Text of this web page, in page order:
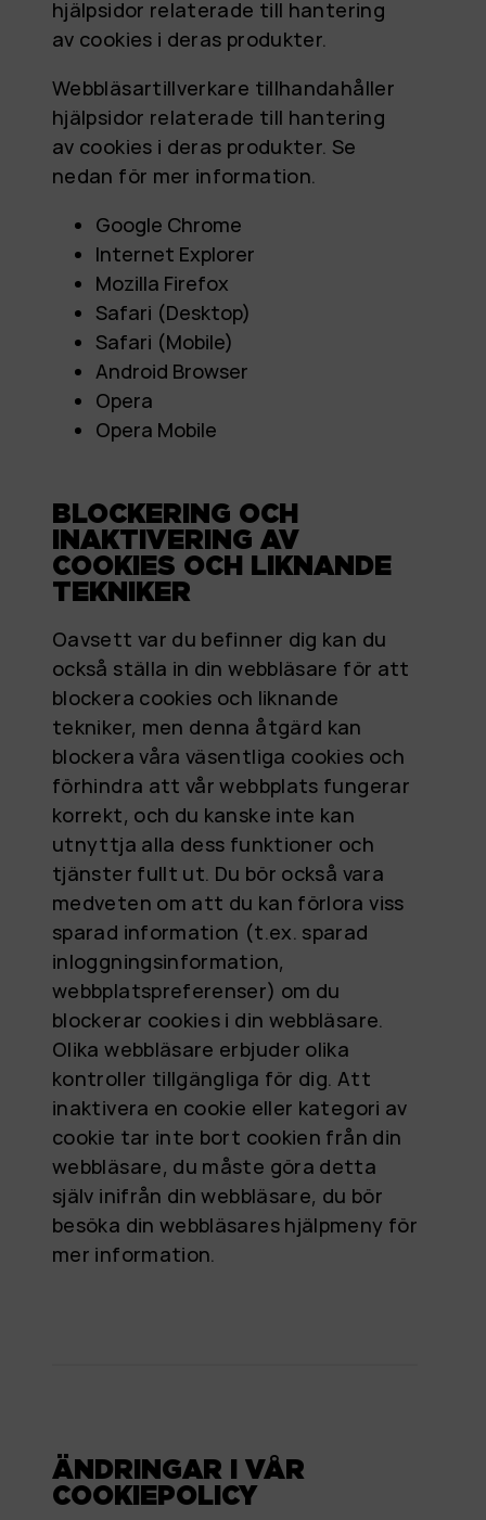
hjälpsidor relaterade till hantering
av cookies i deras produkter.
Webbläsartillverkare tillhandahåller
hjälpsidor relaterade till hantering
av cookies i deras produkter. Se
nedan för mer information.
Google Chrome
Internet Explorer
Mozilla Firefox
Safari (Desktop)
Safari (Mobile)
Android Browser
Opera
Opera Mobile
BLOCKERING OCH
INAKTIVERING AV
COOKIES OCH LIKNANDE
TEKNIKER
Oavsett var du befinner dig kan du
också ställa in din webbläsare för att
blockera cookies och liknande
tekniker, men denna åtgärd kan
blockera våra väsentliga cookies och
förhindra att vår webbplats fungerar
korrekt, och du kanske inte kan
utnyttja alla dess funktioner och
tjänster fullt ut. Du bör också vara
medveten om att du kan förlora viss
sparad information (t.ex. sparad
inloggningsinformation,
webbplatspreferenser) om du
blockerar cookies i din webbläsare.
Olika webbläsare erbjuder olika
kontroller tillgängliga för dig. Att
inaktivera en cookie eller kategori av
cookie tar inte bort cookien från din
webbläsare, du måste göra detta
själv inifrån din webbläsare, du bör
besöka din webbläsares hjälpmeny för
mer information.
ÄNDRINGAR I VÅR
COOKIEPOLICY